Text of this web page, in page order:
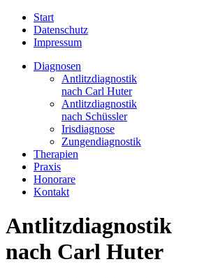
Start
Datenschutz
Impressum
Diagnosen
Antlitzdiagnostik
nach Carl Huter
Antlitzdiagnostik
nach Schüssler
Irisdiagnose
Zungendiagnostik
Therapien
Praxis
Honorare
Kontakt
Antlitzdiagnostik
nach Carl Huter